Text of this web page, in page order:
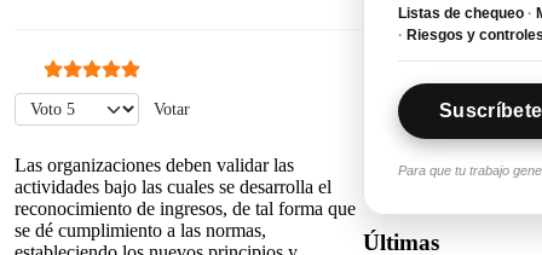
Ratio:5/5
Por favor, vote
Las organizaciones deben validar las
actividades bajo las cuales se desarrolla el
reconocimiento de ingresos, de tal forma que
se dé cumplimiento a las normas,
Listas de chequeo ·
· Riesgos y
Para que tu trabajo
Últimas